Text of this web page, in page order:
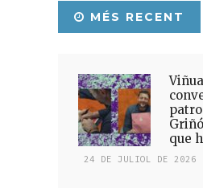
MÉS RECENT
que
24 DE JULIOL DE 2026